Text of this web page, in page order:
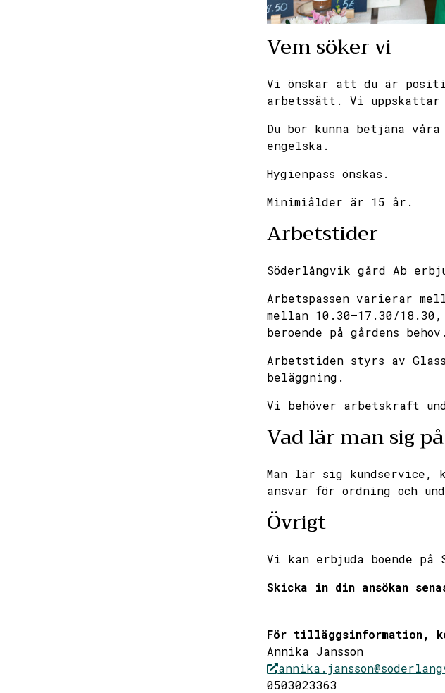
Vem söker vi
Vi önskar att du är
arbetssätt. Vi uppskattar
Du bör kunna betjäna
engelska.
Hygienpass önskas.
Minimiålder är 15 år.
Arbetstider
Söderlångvik gård Ab
Arbetspassen varierar
mellan 10.30–17.30/
beroende på gårdens behov.
Arbetstiden styrs av
beläggning.
Vi behöver arbetskraft
Vad lär man sig
Man lär sig kundservice,
ansvar för ordning och
Övrigt
Vi kan erbjuda boende på
Skicka in din ansökan
För tilläggsinformation,
Annika Jansson
0503023363